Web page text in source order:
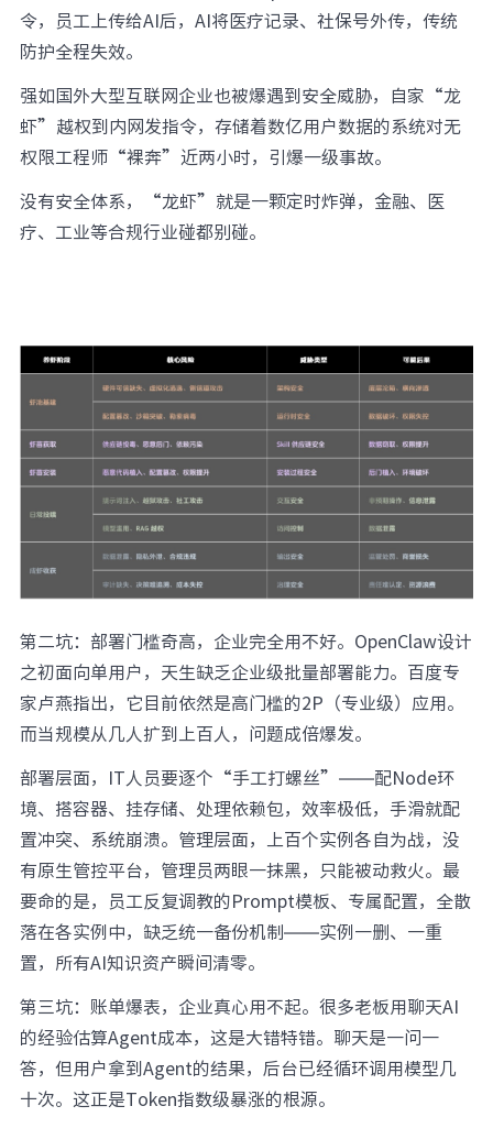
令，员工上传给AI后，AI将医疗记录、社保号外传，传统
防护全程失效。
强如国外大型互联网企业也被爆遇到安全威胁，自家“龙
虾”越权到内网发指令，存储着数亿用户数据的系统对无
权限工程师“裸奔”近两小时，引爆一级事故。
没有安全体系，“龙虾”就是一颗定时炸弹，金融、医
疗、工业等合规行业碰都别碰。
第二坑：部署门槛奇高，企业完全用不好。OpenClaw设计
之初面向单用户，天生缺乏企业级批量部署能力。百度专
家卢燕指出，它目前依然是高门槛的2P（专业级）应用。
而当规模从几人扩到上百人，问题成倍爆发。
部署层面，IT人员要逐个“手工打螺丝”——配Node环
境、搭容器、挂存储、处理依赖包，效率极低，手滑就配
置冲突、系统崩溃。管理层面，上百个实例各自为战，没
有原生管控平台，管理员两眼一抹黑，只能被动救火。最
要命的是，员工反复调教的Prompt模板、专属配置，全散
落在各实例中，缺乏统一备份机制——实例一删、一重
置，所有AI知识资产瞬间清零。
第三坑：账单爆表，企业真心用不起。很多老板用聊天AI
的经验估算Agent成本，这是大错特错。聊天是一问一
答，但用户拿到Agent的结果，后台已经循环调用模型几
十次。这正是Token指数级暴涨的根源。